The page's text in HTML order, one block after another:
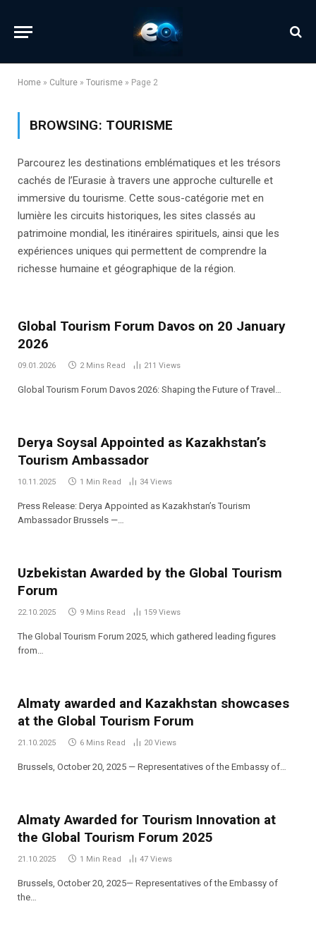
Home » Culture » Tourisme » Page 2
BROWSING: TOURISME
Parcourez les destinations emblématiques et les trésors
cachés de l’Eurasie à travers une approche culturelle et
immersive du tourisme. Cette sous-catégorie met en
lumière les circuits historiques, les sites classés au
patrimoine mondial, les itinéraires spirituels, ainsi que les
expériences uniques qui permettent de comprendre la
richesse humaine et géographique de la région.
Global Tourism Forum Davos on 20 January
2026
09.01.2026 2 Mins Read 211 Views
Global Tourism Forum Davos 2026: Shaping the Future of Travel…
Derya Soysal Appointed as Kazakhstan’s
Tourism Ambassador
10.11.2025 1 Min Read 34 Views
Press Release: Derya Appointed as Kazakhstan’s Tourism
Ambassador Brussels —…
Uzbekistan Awarded by the Global Tourism
Forum
22.10.2025 9 Mins Read 159 Views
The Global Tourism Forum 2025, which gathered leading figures
from…
Almaty awarded and Kazakhstan showcases
at the Global Tourism Forum
21.10.2025 6 Mins Read 20 Views
Brussels, October 20, 2025 — Representatives of the Embassy of…
Almaty Awarded for Tourism Innovation at
the Global Tourism Forum 2025
21.10.2025 1 Min Read 47 Views
Brussels, October 20, 2025— Representatives of the Embassy of
the…